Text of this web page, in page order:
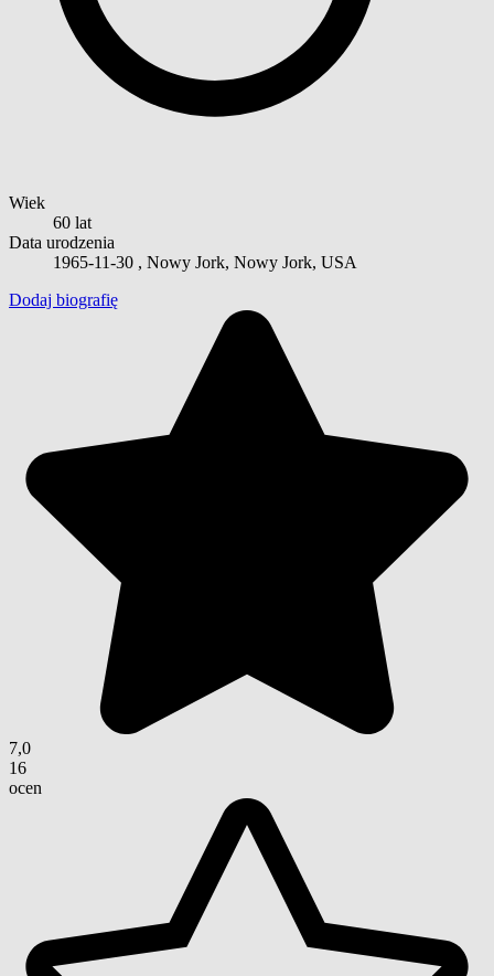
Wiek
60 lat
Data urodzenia
1965-11-30 , Nowy Jork, Nowy Jork, USA
Dodaj biografię
7,0
16
ocen